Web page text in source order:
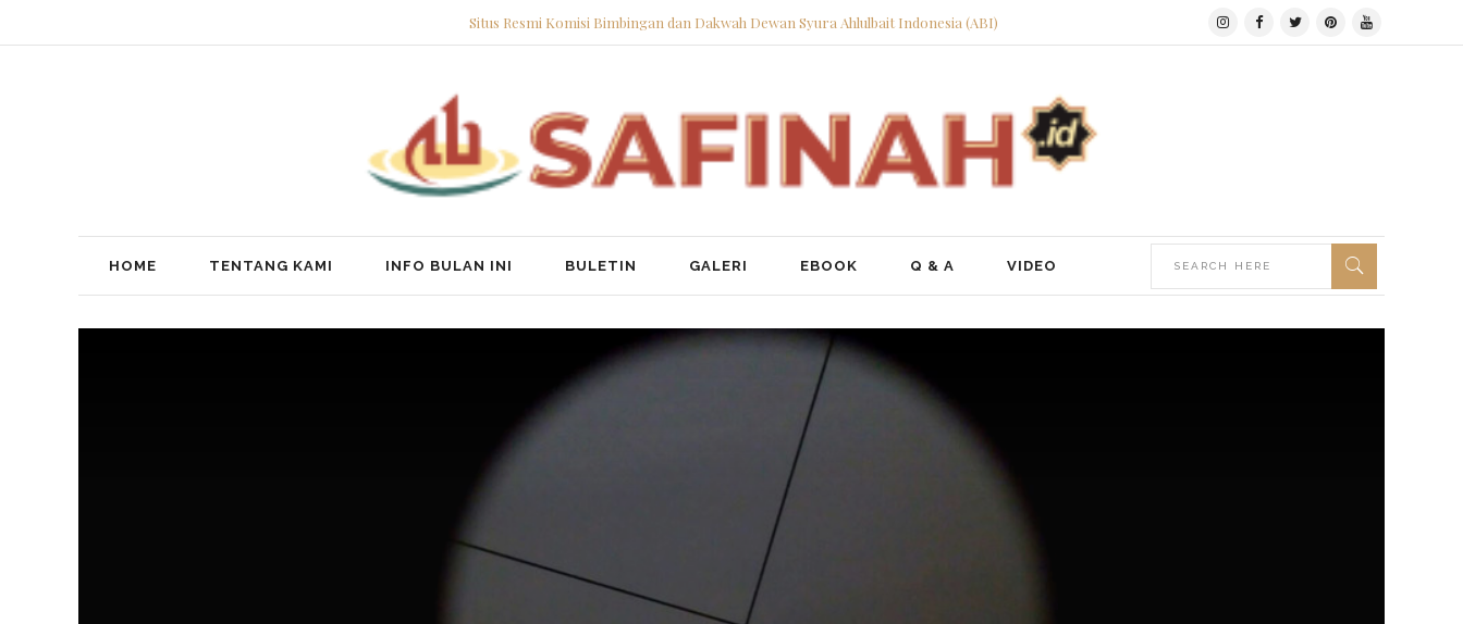
Situs Resmi Komisi Bimbingan dan Dakwah Dewan Syura Ahlulbait Indonesia (ABI)
HOME TENTANG KAMI INFO BULAN INI BULETIN GALERI EBOOK Q & A VIDEO